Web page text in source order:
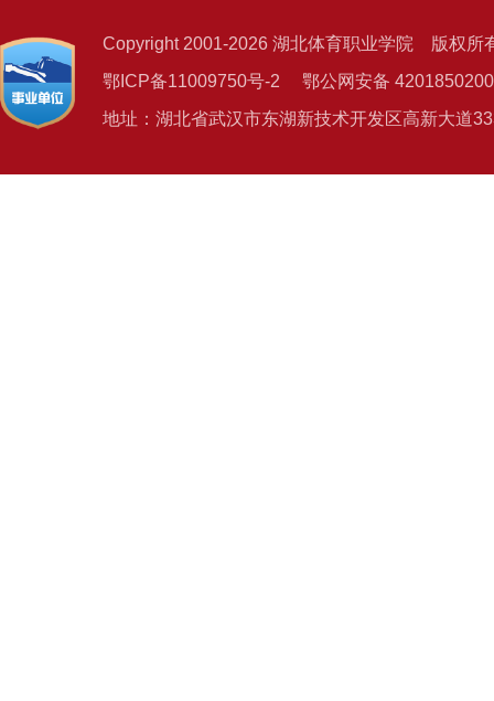
Copyright 2001-2026 湖北体育职业学院 版权所
鄂ICP备11009750号-2 鄂公网安备
地址：湖北省武汉市东湖新技术开发区高新大道